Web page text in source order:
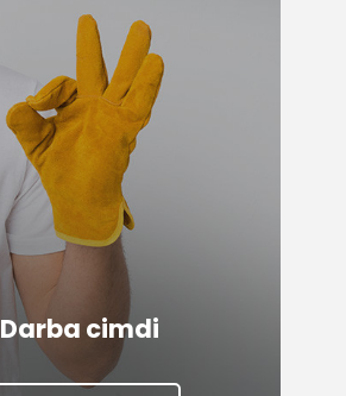
Darba cimdi